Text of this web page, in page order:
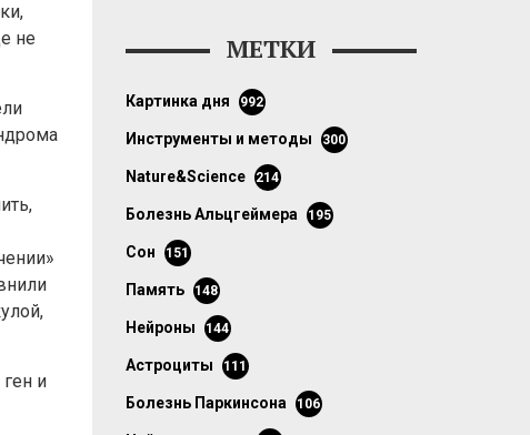
не
и
МЕТКИ
картинка дня 992
инструменты и методы 300
Nature&Science 214
болезнь Альцгеймера 195
сон 151
память 148
нейроны 144
астроциты 111
болезнь Паркинсона 106